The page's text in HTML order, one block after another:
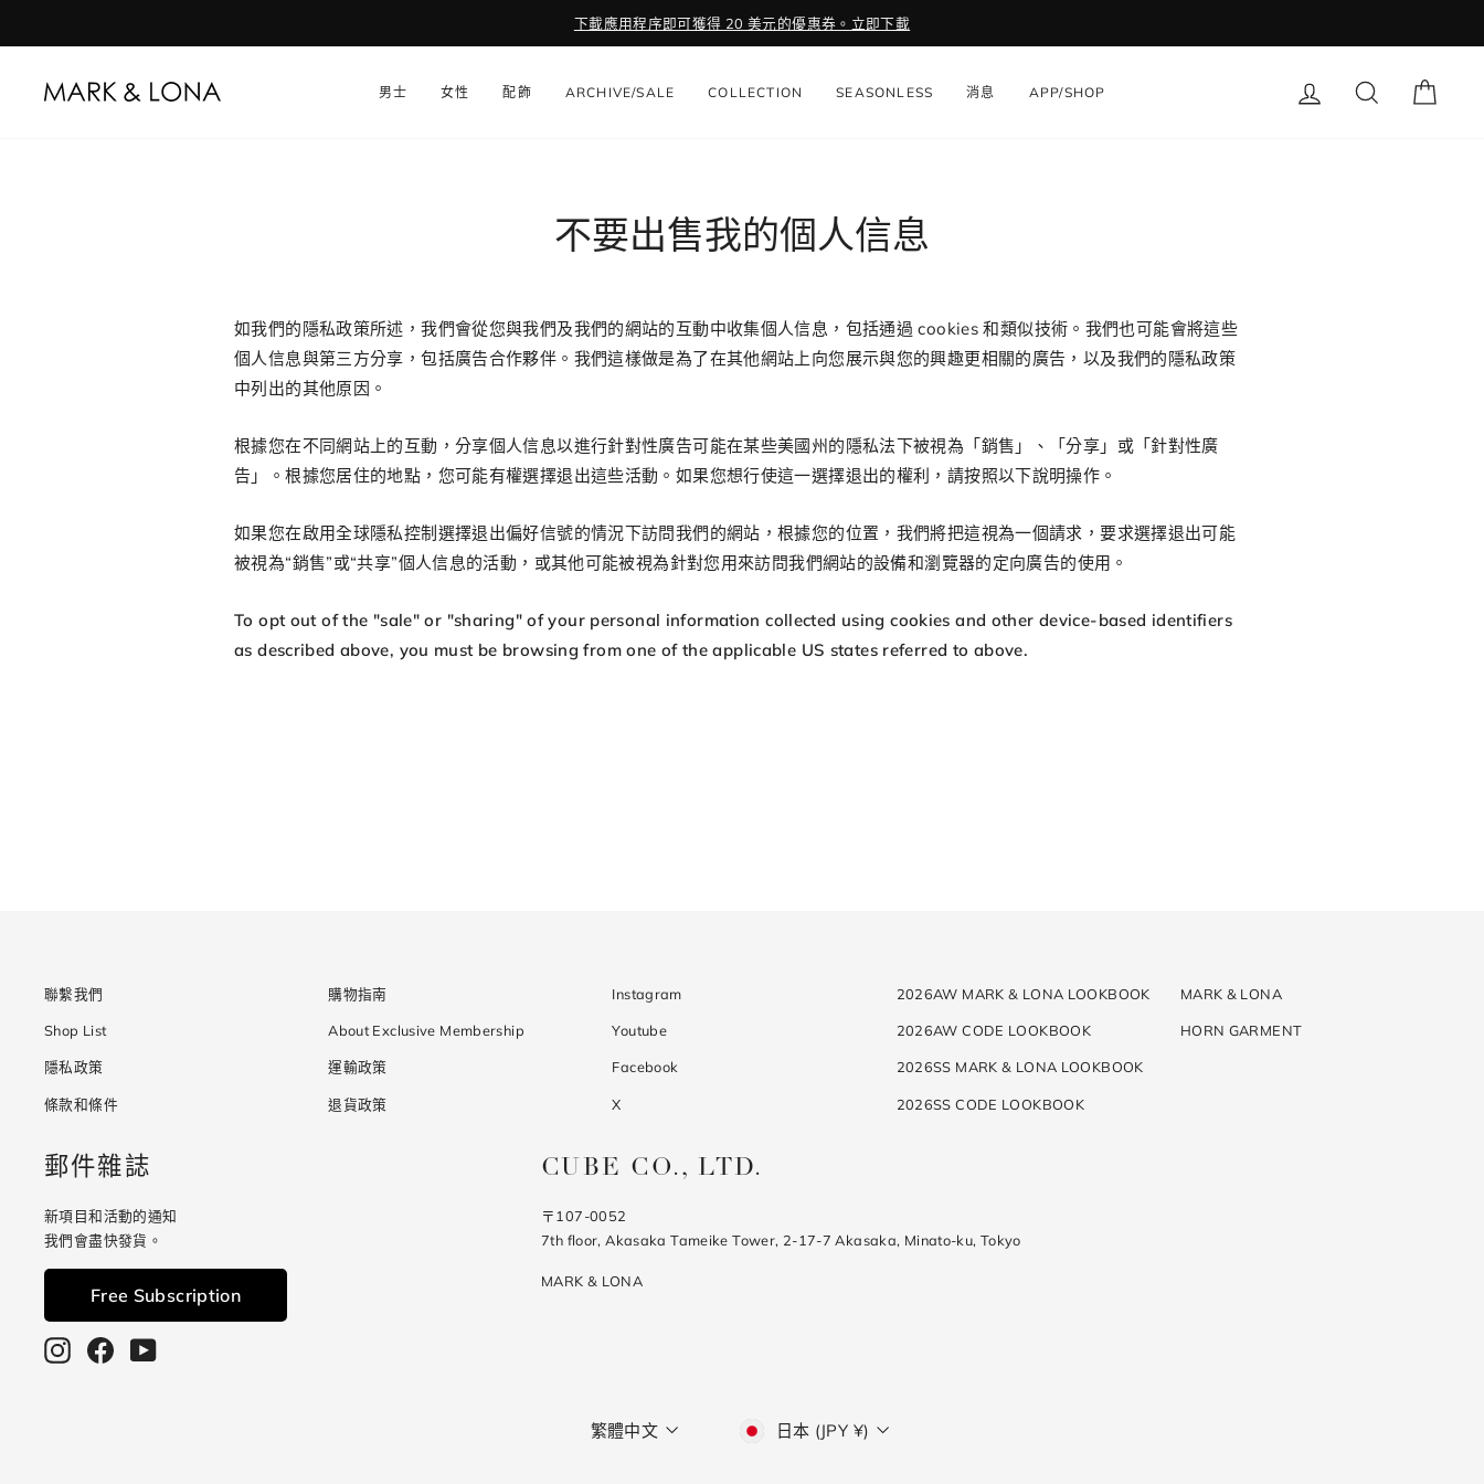
到
停
下載應用程序即可獲得 20 美元的優惠券。立即下載
男士 女性 配飾 ARCHIVE/SALE COLLECTION SEASONLESS 消息 APP/SHOP
不要出售我的個人信息
如我們的隱私政策所述，我們會從您與我們及我們的網站的互動中收集個人信息，包括通過 cookies 和類似技術。我們也可能會將這些
個人信息與第三方分享，包括廣告合作夥伴。我們這樣做是為了在其他網站上向您展示與您的興趣更相關的廣告，以及我們的隱私政策
中列出的其他原因。
根據您在不同網站上的互動，分享個人信息以進行針對性廣告可能在某些美國州的隱私法下被視為「銷售」、「分享」或「針對性廣
告」。根據您居住的地點，您可能有權選擇退出這些活動。如果您想行使這一選擇退出的權利，請按照以下說明操作。
如果您在啟用全球隱私控制選擇退出偏好信號的情況下訪問我們的網站，根據您的位置，我們將把這視為一個請求，要求選擇退出可能
被視為“銷售”或“共享”個人信息的活動，或其他可能被視為針對您用來訪問我們網站的設備和瀏覽器的定向廣告的使用。
To opt out of the "sale" or "sharing" of your personal information collected using cookies and other device-based identifiers
as described above, you must be browsing from one of the applicable US states referred to above.
聯繫我們
Shop List
隱私政策
條款和條件
購物指南
About Exclusive Membership
運輸政策
退貨政策
Instagram
Youtube
Facebook
X
2026AW MARK & LONA LOOKBOOK
2026AW CODE LOOKBOOK
2026SS MARK & LONA LOOKBOOK
2026SS CODE LOOKBOOK
MARK & LONA
HORN GARMENT
郵件雜誌
新項目和活動的通知
我們會盡快發貨。
Free Subscription
InstagramFacebook
CUBE CO., LTD.
〒107-0052
7th floor, Akasaka Tameike Tower, 2-17-7 Akasaka, Minato-ku, Tokyo
MARK & LONA
語
繁體中文 貨 日本 (JPY ¥)